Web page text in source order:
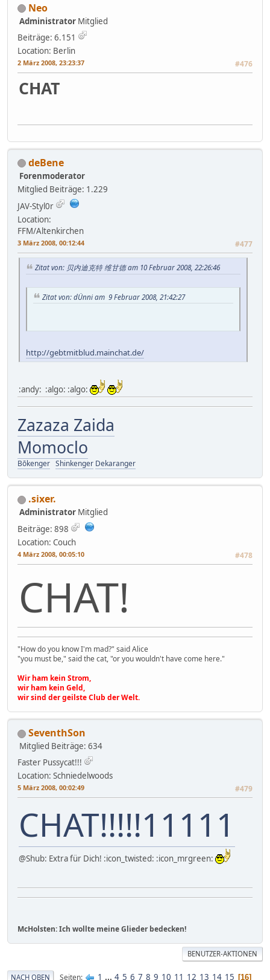
Neo
Administrator Mitglied
Beiträge: 6.151
Location: Berlin
2 März 2008, 23:23:37 #476
CHAT
deBene
Forenmoderator
Mitglied Beiträge: 1.229
JAV-Styl0r
Location:
FFM/Altenkirchen
3 März 2008, 00:12:44 #477
Zitat von: 贝内迪克特 维甘德 am 10 Februar 2008, 22:26:46
Zitat von: dÜnni am 9 Februar 2008, 21:42:27
http://gebtmitblud.mainchat.de/
:andy: :algo: :algo:
Zazaza Zaida
Momoclo
Bōkenger Shinkenger Dekaranger
.sixer.
Administrator Mitglied
Beiträge: 898
Location: Couch
4 März 2008, 00:05:10 #478
CHAT!
"How do you know I'm mad?" said Alice
"you must be," said the cat, "or you wouldn't have come here."
Wir ham kein Strom,
wir ham kein Geld,
wir sind der geilste Club der Welt.
SeventhSon
Mitglied Beiträge: 634
Faster Pussycat!!!
Location: Schniedelwoods
5 März 2008, 00:02:49 #479
CHAT!!!!!11111
@Shub: Extra für Dich! :icon_twisted: :icon_mrgreen:
McHolsten: Ich wollte meine Glieder bedecken!
BENUTZER-AKTIONEN
NACH OBEN Seiten 1 ... 4 5 6 7 8 9 10 11 12 13 14 15 16